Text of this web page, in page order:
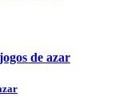
de azar